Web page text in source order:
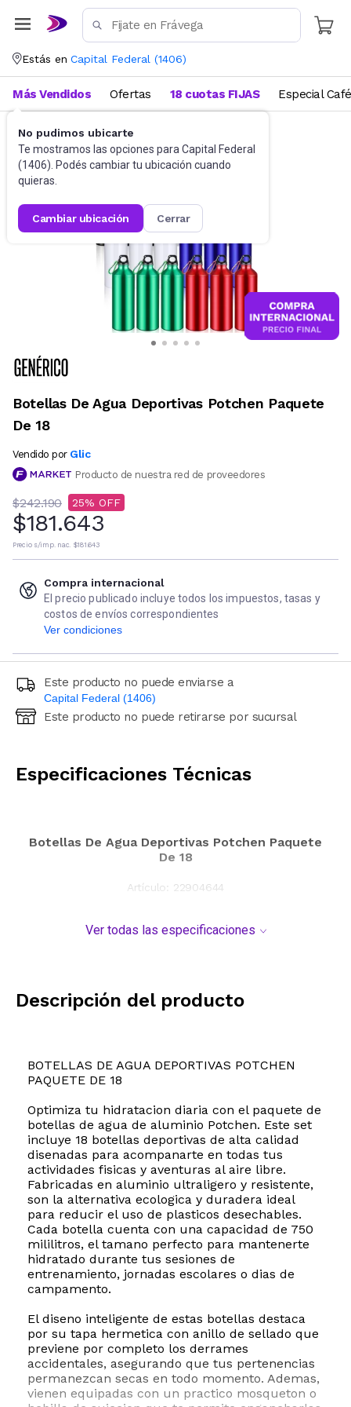
Estás en Capital Federal (1406)
No pudimos ubicarte
Te mostramos las opciones para Capital Federal
(1406). Podés cambiar tu ubicación cuando
quieras.
cambiar ubicación cerrar
Más Vendidos Ofertas 18 cuotas FIJAS Especial Café
Funcional, pilates y yoga
Botellas De Agua Deportivas Potchen Paquete
De 18
Vendido por Glic
Producto de nuestra red de proveedores
$242.190 25
$181.643
Precio s/imp. nac. $181.643
Compra internacional
El precio publicado incluye todos los impuestos, tasas y
costos de envíos correspondientes
Ver condiciones
Este producto no puede enviarse a
Capital Federal (1406)
Ingresá código postal (sólo números)
Este producto no puede retirarse por sucursal
Especificaciones Técnicas
Botellas De Agua Deportivas Potchen Paquete
De 18
Artículo: 22904644
Ver todas las especificaciones
Descripción del producto
BOTELLAS DE AGUA DEPORTIVAS POTCHEN
PAQUETE DE 18
Optimiza tu hidratacion diaria con el paquete de
botellas de agua de aluminio Potchen. Este set
incluye 18 botellas deportivas de alta calidad
disenadas para acompanarte en todas tus
actividades fisicas y aventuras al aire libre.
Fabricadas en aluminio ultraligero y resistente,
son la alternativa ecologica y duradera ideal
para reducir el uso de plasticos desechables.
Cada botella cuenta con una capacidad de 750
mililitros, el tamano perfecto para mantenerte
hidratado durante tus sesiones de
entrenamiento, jornadas escolares o dias de
campamento.
El diseno inteligente de estas botellas destaca
por su tapa hermetica con anillo de sellado que
previene por completo los derrames
accidentales, asegurando que tus pertenencias
permanezcan secas en todo momento. Ademas,
vienen equipadas con un practico mosqueton o